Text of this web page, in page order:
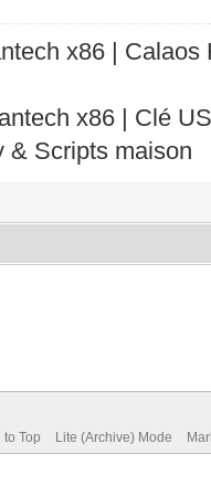
x86 |
x86 | Clé
& Scripts maison
to Top Lite (Archive) Mode